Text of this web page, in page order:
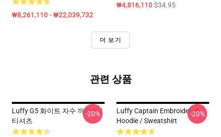
₩8,261,110 - ₩22,039,732
₩4,816,110$34.95
더 보기
관련 상품
Luffy G5 화이트 자수 까마귀 /
티셔츠
-20%
Luffy Captain Embroidered
Hoodie / Sweatshirt
-20%